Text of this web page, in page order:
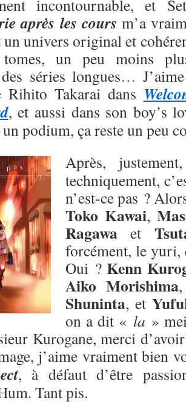
incontournable, et
après les cours m’a
univers original et
tomes, un peu moins
séries longues…
Rihito Takarai dans
, et aussi dans son boy’s
podium, ça reste un peu
Après,
techniquement,
n’est-ce pas ?
Toko Kawai,
Ragawa et
forcément, le yuri,
Oui ?Kenn
Aiko Morishima
Shuninta, et
on a dit « la »
Kurogane, merci
j’aime vraiment bien
, à défaut d’être
Tant pis.